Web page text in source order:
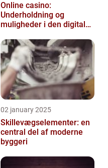
Online casino:
Underholdning og
muligheder i den digitale
02 january 2025
Skillevægselementer: en
central del af moderne
byggeri